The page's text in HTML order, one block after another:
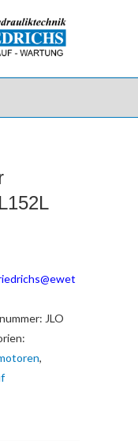
JLO
,